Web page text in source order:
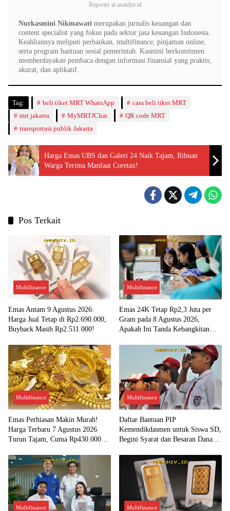
Reporter at anakhiv.id
Nurkasmini Nikmawati merupakan jurnalis keuangan dan
content specialist yang fokus pada sektor jasa keuangan Indonesia.
Keahliannya meliputi perbankan, multifinance, pinjaman online,
serta program bantuan sosial pemerintah. Kasmini berkomitmen
memberdayakan pembaca dengan informasi finansial yang praktis,
akurat, dan aplikatif.
Tag: beli tiket MRT WhatsApp
cara beli tiket MRT
mrt jakarta
MyMRTJChat
QR code MRT
transportasi publik Jakarta
Harga Emas UBS dan Galeri 24 Naik Tajam, Ribuan
Warga Terima Manfaat Coretax!
Pos Terkait
Multifinance
Emas Antam 9 Agustus 2026:
Harga Jual Tetap di Rp2.690.000,
Buyback Masih Rp2.511.000!
Multifinance
Emas 24K Tetap Rp2,3 Juta per
Gram pada 8 Agustus 2026,
Apakah Ini Tanda Kebangkitan
Multifinance
Emas Perhiasan Makin Murah!
Harga Terbaru 7 Agustus 2026
Turun Tajam, Cuma Rp430.000
Multifinance
Daftar Bantuan PIP
Kemendikdasmen untuk Siswa SD,
Begini Syarat dan Besaran Dana
Multifinance Multifinance